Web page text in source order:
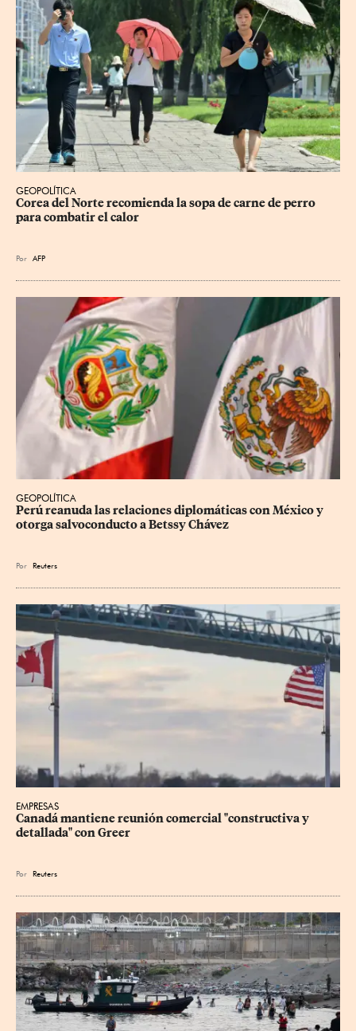
GEOPOLÍTICA
Corea del Norte recomienda la sopa de carne de perro
para combatir el calor
Por AFP
GEOPOLÍTICA
Perú reanuda las relaciones diplomáticas con México y
otorga salvoconducto a Betssy Chávez
Por Reuters
EMPRESAS
Canadá mantiene reunión ‌comercial "constructiva y
detallada" con Greer
Por Reuters